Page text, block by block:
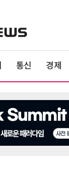
통신 경제